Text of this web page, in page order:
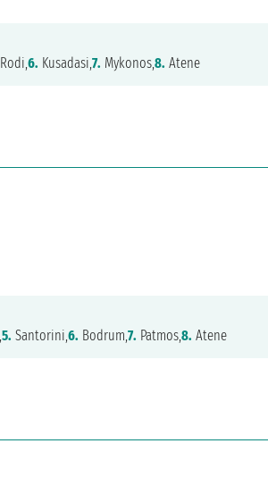
Rodi, 6. Kusadasi, 7. Mykonos,8. Atene
5. Santorini, 6. Bodrum, 7. Patmos,8. Atene